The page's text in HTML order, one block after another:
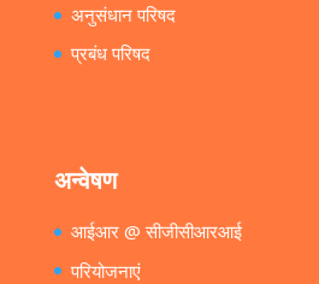
अनुसंधान परिषद
प्रबंध परिषद
अन्वेषण
आईआर @ सीजीसीआरआई
परियोजनाएं